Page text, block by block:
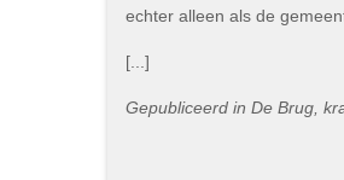
echter alleen als de
[...]
Gepubliceerd in De Brug,